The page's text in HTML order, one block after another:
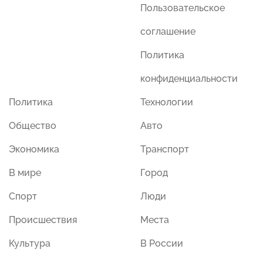
Пользовательское
соглашение
Политика
конфиденциальности
Политика
Общество
Экономика
В мире
Спорт
Происшествия
Культура
Технологии
Авто
Транспорт
Город
Люди
Места
В России